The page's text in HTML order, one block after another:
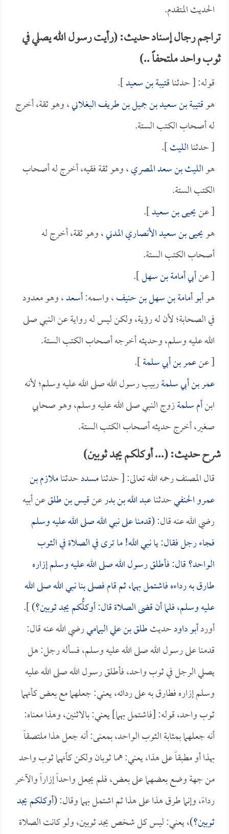
الحديث المتقدم.
تراجم رجال إسناد حديث: (رأيت رسول الله يصلي في
ثوب واحد ملتحفاً ..)
قوله: [ حدثناقتيبة بن سعيد].
هوقتيبة بن سعيد بن جميل بن طريف البغلاني، وهو ثقة، أخرج
له أصحاب الكتب الستة.
[ حدثناالليث].
هوالليث بن سعد المصري، وهو ثقة فقيه، أخرج له أصحاب
الكتب الستة.
[ عنيحيى بن سعيد].
هويحيى بن سعيد الأنصاري المدني، وهو ثقة، أخرج له
أصحاب الكتب الستة.
[ عنأبي أمامة بن سهل].
هوأبو أمامة بن سهل بن حنيف، واسمه:أسعد، وهو معدود
في الصحابة؛ لأن له رؤية، ولكن ليس له رواية عن النبي صلى
الله عليه وسلم، وحديثه أخرجه أصحاب الكتب الستة.
[ عنعمر بن أبي سلمة].
عمر بن أبي سلمةربيب رسول الله صلى الله عليه وسلم؛ لأنه
ابنأم سلمةزوج النبي صلى الله عليه وسلم، وهو صحابي
صغير، أخرج حديثه أصحاب الكتب الستة.
شرح حديث: (... أوكلكم يجد ثوبين)
قال المصنف رحمه الله تعالى: [ حدثنامسددحدثناملازم بن
عمرو الحنفيحدثناعبد الله بن بدرعنقيس بن طلقعن أبيه
رضي الله عنه قال: (قدمنا على نبي الله صلى الله عليه وسلم
فجاء رجل فقال: يا نبي الله! ما ترى في الصلاة في الثوب
الواحد؟ قال: فأطلق رسول الله صلى الله عليه وسلم إزاره
طارق به رداءه فاشتمل بهما، ثم قام فصلى بنا نبي الله صلى الله
عليه وسلم، فلما أن قضى الصلاة قال: أوكلُّكم يجد ثوبين؟) ].
أوردأبو داودحديثطلق بن علي اليماميرضي الله عنه قال:
قدمنا على رسول الله صلى الله عليه وسلم، فسأله رجل: هل
يصلي الرجل في ثوب واحد، فأطلق رسول الله صلى الله عليه
وسلم إزاره فطارق به على ردائه، يعني: جعلهما مع بعض كأنهما
ثوب واحد، قوله: [فاشتمل بهما] يعني: بالاثنين، وهذا معناه:
أنه جعلهما بمثابة الثوب الواحد، بمعنى: أنه جعل هذا ملتصقاً
بهذا أو مطبقاً على هذا، يعني: هما ثوبان ولكن كأنهما ثوب واحد
من جهة وضع بعضهما على بعض، فلم يجعل واحداً إزاراً والآخر
رداءً، وإنما طرق هذا على هذا ثم اشتمل بهما وقال: (أوكلكم يجد
ثوبين؟)، يعني: ليس كل شخص يجد ثوبين، ولو كانت الصلاة